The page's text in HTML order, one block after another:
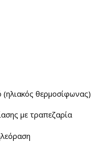
(ηλιακός θερμοσίφωνας)
με τραπεζαρία